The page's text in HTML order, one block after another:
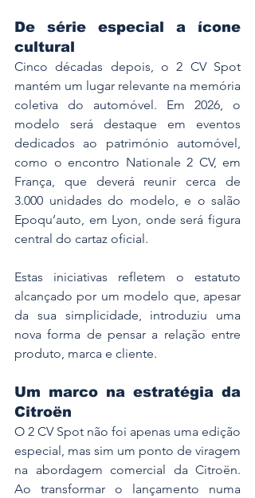
De série especial a ícone
cultural
Cinco décadas depois, o 2 CV Spot
mantém um lugar relevante na memória
coletiva do automóvel. Em 2026, o
modelo será destaque em eventos
dedicados ao património automóvel,
como o encontro Nationale 2 CV, em
França, que deverá reunir cerca de
3.000 unidades do modelo, e o salão
Epoqu’auto, em Lyon, onde será figura
central do cartaz oficial.
Estas iniciativas refletem o estatuto
alcançado por um modelo que, apesar
da sua simplicidade, introduziu uma
nova forma de pensar a relação entre
produto, marca e cliente.
Um marco na estratégia da
Citroën
O 2 CV Spot não foi apenas uma edição
especial, mas sim um ponto de viragem
na abordagem comercial da Citroën.
Ao transformar o lançamento numa